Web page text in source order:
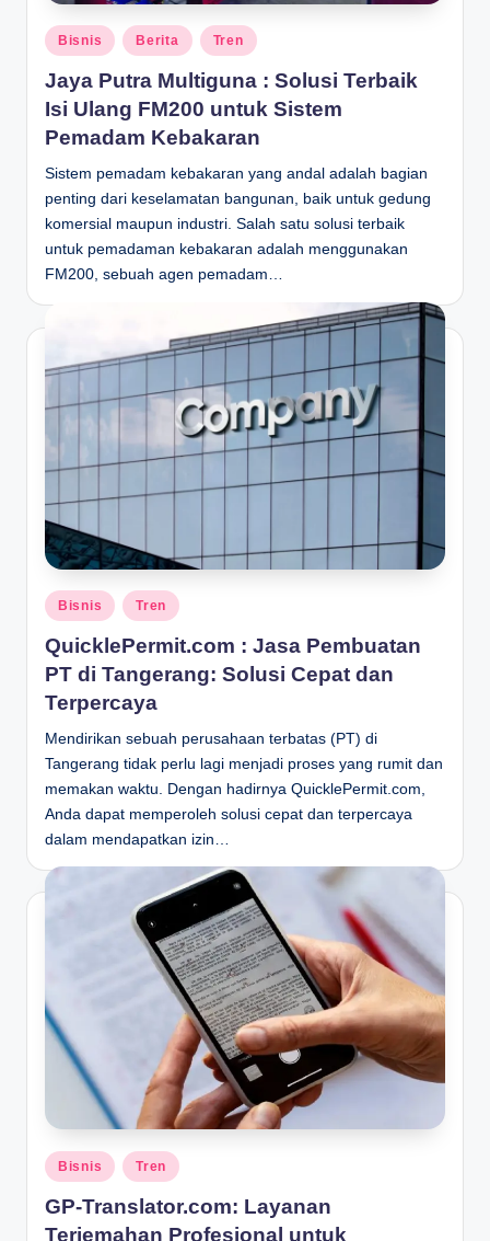
Posted
in
Bisnis Berita Tren
Jaya Putra Multiguna : Solusi Terbaik
Isi Ulang FM200 untuk Sistem
Pemadam Kebakaran
Sistem pemadam kebakaran yang andal adalah bagian
penting dari keselamatan bangunan, baik untuk gedung
komersial maupun industri. Salah satu solusi terbaik
untuk pemadaman kebakaran adalah menggunakan
FM200, sebuah agen pemadam…
Posted
in
Bisnis Tren
QuicklePermit.com : Jasa Pembuatan
PT di Tangerang: Solusi Cepat dan
Terpercaya
Mendirikan sebuah perusahaan terbatas (PT) di
Tangerang tidak perlu lagi menjadi proses yang rumit dan
memakan waktu. Dengan hadirnya QuicklePermit.com,
Anda dapat memperoleh solusi cepat dan terpercaya
dalam mendapatkan izin…
Posted
in
Bisnis Tren
GP-Translator.com: Layanan
Terjemahan Profesional untuk